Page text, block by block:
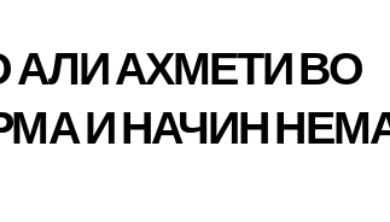
АЛИ АХМЕТИ ВО
И НАЧИН